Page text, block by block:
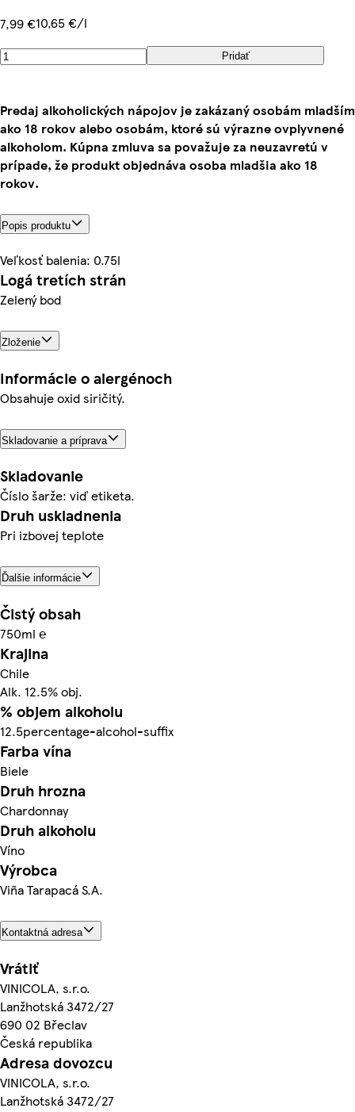
7,99 €10,65 €/l
Pridať
Predaj alkoholických nápojov je zakázaný osobám mladším
ako 18 rokov alebo osobám, ktoré sú výrazne ovplyvnené
alkoholom. Kúpna zmluva sa považuje za neuzavretú v
prípade, že produkt objednáva osoba mladšia ako 18
rokov.
Popis produktu
Veľkosť balenia: 0.75l
Logá tretích strán
Zelený bod
Zloženie
Informácie o alergénoch
Obsahuje oxid siričitý.
Skladovanie a príprava
Skladovanie
Číslo šarže: viď etiketa.
Druh uskladnenia
Pri izbovej teplote
Ďalšie informácie
Čistý obsah
750ml ℮
Krajina
Chile
Alk. 12.5% obj.
% objem alkoholu
12.5percentage-alcohol-suffix
Farba vína
Biele
Druh hrozna
Chardonnay
Druh alkoholu
Víno
Výrobca
Viña Tarapacá S.A.
Kontaktná adresa
Vrátiť
VINICOLA, s.r.o.
Lanžhotská 3472/27
690 02 Břeclav
Česká republika
Adresa dovozcu
VINICOLA, s.r.o.
Lanžhotská 3472/27